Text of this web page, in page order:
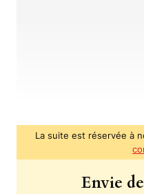
La suite est réservée à
Envie